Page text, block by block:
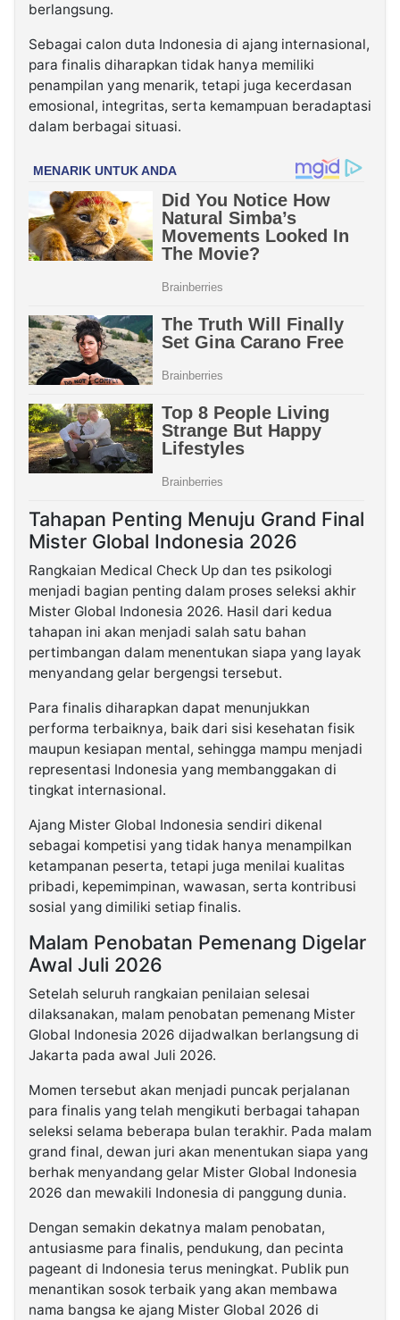
berlangsung.
Sebagai calon duta Indonesia di ajang internasional,
para finalis diharapkan tidak hanya memiliki
penampilan yang menarik, tetapi juga kecerdasan
emosional, integritas, serta kemampuan beradaptasi
dalam berbagai situasi.
Tahapan Penting Menuju Grand Final
Mister Global Indonesia 2026
Rangkaian Medical Check Up dan tes psikologi
menjadi bagian penting dalam proses seleksi akhir
Mister Global Indonesia 2026. Hasil dari kedua
tahapan ini akan menjadi salah satu bahan
pertimbangan dalam menentukan siapa yang layak
menyandang gelar bergengsi tersebut.
Para finalis diharapkan dapat menunjukkan
performa terbaiknya, baik dari sisi kesehatan fisik
maupun kesiapan mental, sehingga mampu menjadi
representasi Indonesia yang membanggakan di
tingkat internasional.
Ajang Mister Global Indonesia sendiri dikenal
sebagai kompetisi yang tidak hanya menampilkan
ketampanan peserta, tetapi juga menilai kualitas
pribadi, kepemimpinan, wawasan, serta kontribusi
sosial yang dimiliki setiap finalis.
Malam Penobatan Pemenang Digelar
Awal Juli 2026
Setelah seluruh rangkaian penilaian selesai
dilaksanakan, malam penobatan pemenang Mister
Global Indonesia 2026 dijadwalkan berlangsung di
Jakarta pada awal Juli 2026.
Momen tersebut akan menjadi puncak perjalanan
para finalis yang telah mengikuti berbagai tahapan
seleksi selama beberapa bulan terakhir. Pada malam
grand final, dewan juri akan menentukan siapa yang
berhak menyandang gelar Mister Global Indonesia
2026 dan mewakili Indonesia di panggung dunia.
Dengan semakin dekatnya malam penobatan,
antusiasme para finalis, pendukung, dan pecinta
pageant di Indonesia terus meningkat. Publik pun
menantikan sosok terbaik yang akan membawa
nama bangsa ke ajang Mister Global 2026 di